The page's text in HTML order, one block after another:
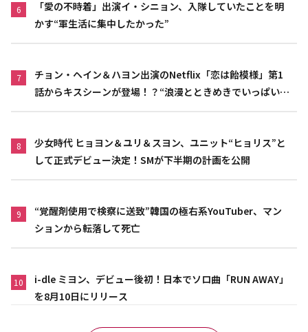
6
「愛の不時着」出演イ・シニョン、入隊していたことを明
かす“軍生活に集中したかった”
7
チョン・ヘイン＆ハヨン出演のNetflix「恋は飴模様」第1
話からキスシーンが登場！？“浪漫とときめきでいっぱいの
8
少女時代 ヒョヨン＆ユリ＆スヨン、ユニット“ヒョリス”と
して正式デビュー決定！SMが下半期の計画を公開
9
“覚醒剤使用で検察に送致”韓国の極右系YouTuber、マン
ションから転落して死亡
10
i-dle ミヨン、デビュー後初！日本でソロ曲「RUN AWAY」
を8月10日にリリース